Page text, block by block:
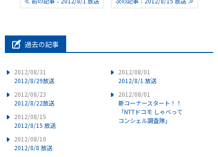
過去の記事
2012/08/31
2012/8/29放送
2012/08/23
2012/8/22放送
2012/08/15
2012/8/15 放送
2012/08/10
2012/8/8 放送
2012/08/01
2012/8/1 放送
2012/08/01
新コーナースタート！！
「NTTドコモ しゃべって
コンシェル調査隊」